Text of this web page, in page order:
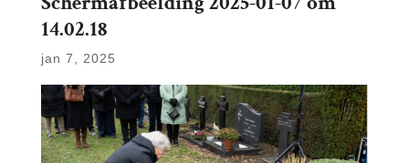
14.02.18
jan 7, 2025